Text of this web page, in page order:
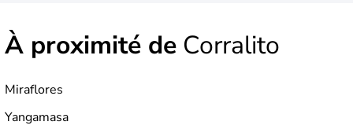
À proximité de Corralito
Miraflores
Yangamasa